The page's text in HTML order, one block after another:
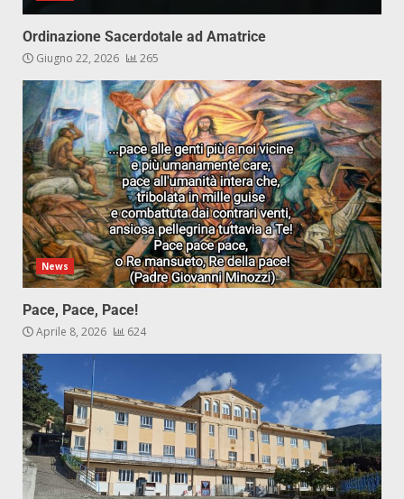
Ordinazione Sacerdotale ad Amatrice
Giugno 22, 2026 265
News
Pace, Pace, Pace!
Aprile 8, 2026 624